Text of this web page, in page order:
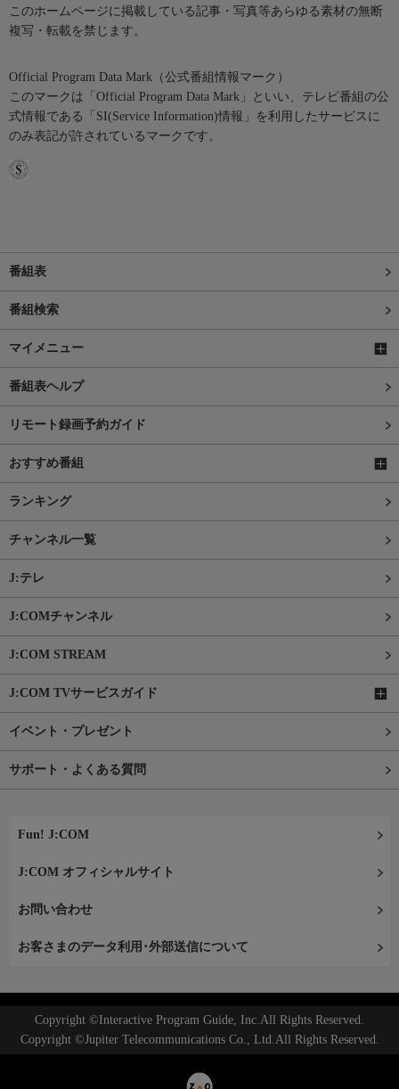
このホームページに掲載している記事・写真等あらゆる素材の無断
複写・転載を禁じます。
Official Program Data Mark（公式番組情報マーク）
このマークは「Official Program Data Mark」といい、テレビ番組の公
式情報である「SI(Service Information)情報」を利用したサービスに
のみ表記が許されているマークです。
番組表
番組検索
マイメニュー
番組表ヘルプ
リモート録画予約ガイド
おすすめ番組
ランキング
チャンネル一覧
J:テレ
J:COMチャンネル
J:COM STREAM
J:COM TVサービスガイド
イベント・プレゼント
サポート・よくある質問
Fun! J:COM
J:COM オフィシャルサイト
お問い合わせ
お客さまのデータ利用･外部送信について
Copyright ©Interactive Program Guide, Inc.All Rights Reserved.
Copyright ©Jupiter Telecommunications Co., Ltd.All Rights Reserved.